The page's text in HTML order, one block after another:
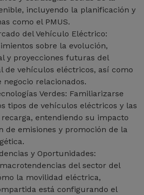
incluyendo la planificación y
como el PMUS.
del Vehículo Eléctrico:
sobre la evolución,
y proyecciones futuras del
de vehículos eléctricos, así como
negocio relacionados.
Verdes: Familiarizarse
tipos de vehículos eléctricos y las
entendiendo su impacto
de emisiones y promoción de la
y Oportunidades:
del sector del
la movilidad eléctrica,
está configurando el